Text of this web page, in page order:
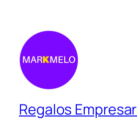
Regalos